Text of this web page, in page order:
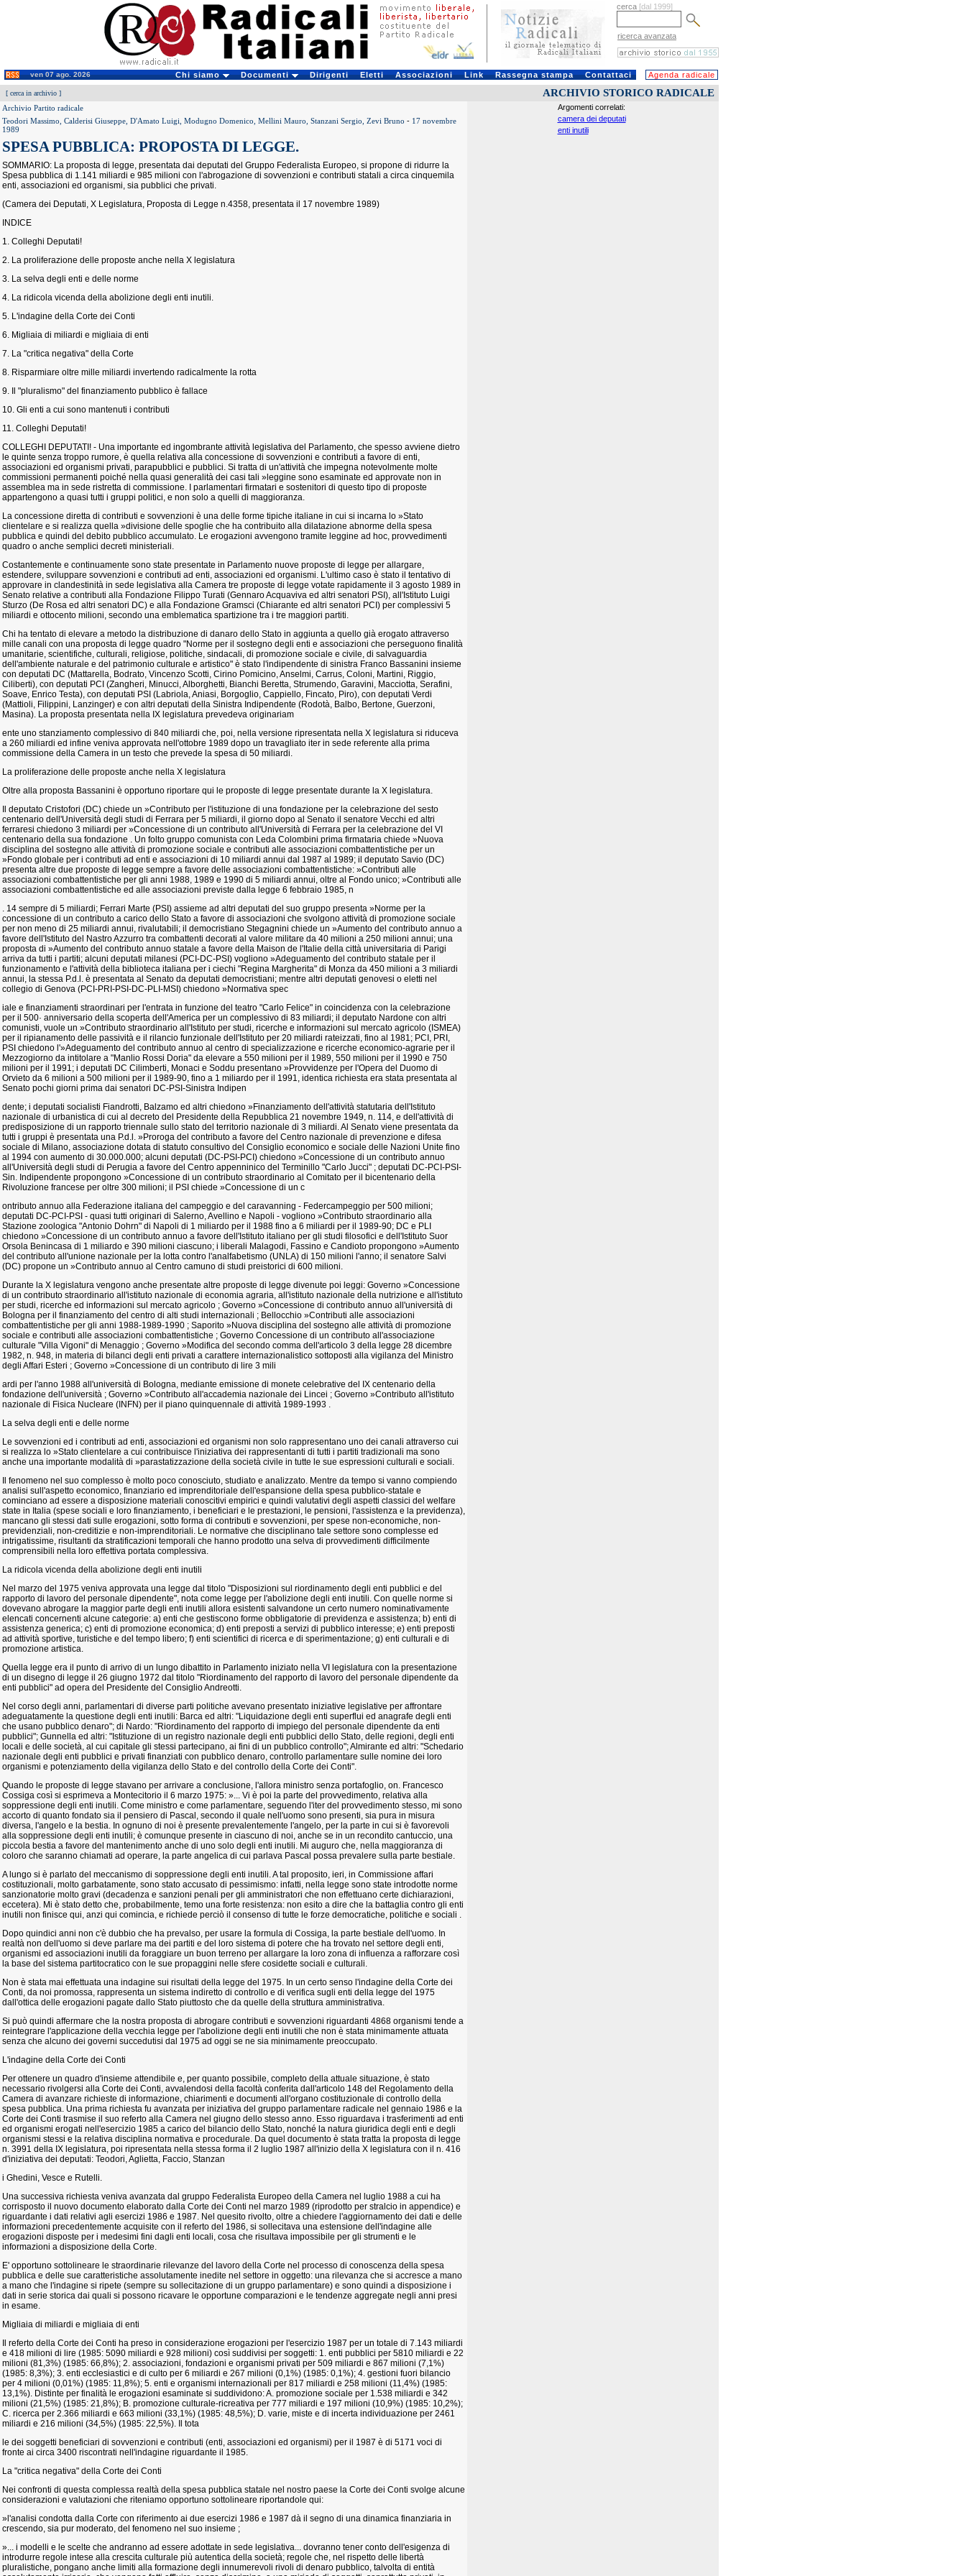
cerca [dal 1999]
ricerca avanzata
ven 07 ago. 2026 Chi siamo Documenti Dirigenti Eletti Associazioni Link Rassegna stampa Contattaci Agenda radicale
[ cerca in archivio ] ARCHIVIO STORICO RADICALE
Archivio Partito radicale
Teodori Massimo, Calderisi Giuseppe, D'Amato Luigi, Modugno Domenico, Mellini Mauro, Stanzani Sergio, Zevi Bruno - 17 novembre
1989
SPESA PUBBLICA: PROPOSTA DI LEGGE.
SOMMARIO: La proposta di legge, presentata dai deputati del Gruppo Federalista Europeo, si propone di ridurre la
Spesa pubblica di 1.141 miliardi e 985 milioni con l'abrogazione di sovvenzioni e contributi statali a circa cinquemila
enti, associazioni ed organismi, sia pubblici che privati.
(Camera dei Deputati, X Legislatura, Proposta di Legge n.4358, presentata il 17 novembre 1989)
INDICE
1. Colleghi Deputati!
2. La proliferazione delle proposte anche nella X legislatura
3. La selva degli enti e delle norme
4. La ridicola vicenda della abolizione degli enti inutili.
5. L'indagine della Corte dei Conti
6. Migliaia di miliardi e migliaia di enti
7. La "critica negativa" della Corte
8. Risparmiare oltre mille miliardi invertendo radicalmente la rotta
9. Il "pluralismo" del finanziamento pubblico è fallace
10. Gli enti a cui sono mantenuti i contributi
11. Colleghi Deputati!
COLLEGHI DEPUTATI! - Una importante ed ingombrante attività legislativa del Parlamento, che spesso avviene dietro
le quinte senza troppo rumore, è quella relativa alla concessione di sovvenzioni e contributi a favore di enti,
associazioni ed organismi privati, parapubblici e pubblici. Si tratta di un'attività che impegna notevolmente molte
commissioni permanenti poiché nella quasi generalità dei casi tali »leggine sono esaminate ed approvate non in
assemblea ma in sede ristretta di commissione. I parlamentari firmatari e sostenitori di questo tipo di proposte
appartengono a quasi tutti i gruppi politici, e non solo a quelli di maggioranza.
La concessione diretta di contributi e sovvenzioni è una delle forme tipiche italiane in cui si incarna lo »Stato
clientelare e si realizza quella »divisione delle spoglie che ha contribuito alla dilatazione abnorme della spesa
pubblica e quindi del debito pubblico accumulato. Le erogazioni avvengono tramite leggine ad hoc, provvedimenti
quadro o anche semplici decreti ministeriali.
Costantemente e continuamente sono state presentate in Parlamento nuove proposte di legge per allargare,
estendere, sviluppare sovvenzioni e contributi ad enti, associazioni ed organismi. L'ultimo caso è stato il tentativo di
approvare in clandestinità in sede legislativa alla Camera tre proposte di legge votate rapidamente il 3 agosto 1989 in
Senato relative a contributi alla Fondazione Filippo Turati (Gennaro Acquaviva ed altri senatori PSI), all'Istituto Luigi
Sturzo (De Rosa ed altri senatori DC) e alla Fondazione Gramsci (Chiarante ed altri senatori PCI) per complessivi 5
miliardi e ottocento milioni, secondo una emblematica spartizione tra i tre maggiori partiti.
Chi ha tentato di elevare a metodo la distribuzione di danaro dello Stato in aggiunta a quello già erogato attraverso
mille canali con una proposta di legge quadro "Norme per il sostegno degli enti e associazioni che perseguono finalità
umanitarie, scientifiche, culturali, religiose, politiche, sindacali, di promozione sociale e civile, di salvaguardia
dell'ambiente naturale e del patrimonio culturale e artistico" è stato l'indipendente di sinistra Franco Bassanini insieme
con deputati DC (Mattarella, Bodrato, Vincenzo Scotti, Cirino Pomicino, Anselmi, Carrus, Coloni, Martini, Riggio,
Ciliberti), con deputati PCI (Zangheri, Minucci, Alborghetti, Bianchi Beretta, Strumendo, Garavini, Macciotta, Serafini,
Soave, Enrico Testa), con deputati PSI (Labriola, Aniasi, Borgoglio, Cappiello, Fincato, Piro), con deputati Verdi
(Mattioli, Filippini, Lanzinger) e con altri deputati della Sinistra Indipendente (Rodotà, Balbo, Bertone, Guerzoni,
Masina). La proposta presentata nella IX legislatura prevedeva originariam
ente uno stanziamento complessivo di 840 miliardi che, poi, nella versione ripresentata nella X legislatura si riduceva
a 260 miliardi ed infine veniva approvata nell'ottobre 1989 dopo un travagliato iter in sede referente alla prima
commissione della Camera in un testo che prevede la spesa di 50 miliardi.
La proliferazione delle proposte anche nella X legislatura
Oltre alla proposta Bassanini è opportuno riportare qui le proposte di legge presentate durante la X legislatura.
Il deputato Cristofori (DC) chiede un »Contributo per l'istituzione di una fondazione per la celebrazione del sesto
centenario dell'Università degli studi di Ferrara per 5 miliardi, il giorno dopo al Senato il senatore Vecchi ed altri
ferraresi chiedono 3 miliardi per »Concessione di un contributo all'Università di Ferrara per la celebrazione del VI
centenario della sua fondazione . Un folto gruppo comunista con Leda Colombini prima firmataria chiede »Nuova
disciplina del sostegno alle attività di promozione sociale e contributi alle associazioni combattentistiche per un
»Fondo globale per i contributi ad enti e associazioni di 10 miliardi annui dal 1987 al 1989; il deputato Savio (DC)
presenta altre due proposte di legge sempre a favore delle associazioni combattentistiche: »Contributi alle
associazioni combattentistiche per gli anni 1988, 1989 e 1990 di 5 miliardi annui, oltre al Fondo unico; »Contributi alle
associazioni combattentistiche ed alle associazioni previste dalla legge 6 febbraio 1985, n
. 14 sempre di 5 miliardi; Ferrari Marte (PSI) assieme ad altri deputati del suo gruppo presenta »Norme per la
concessione di un contributo a carico dello Stato a favore di associazioni che svolgono attività di promozione sociale
per non meno di 25 miliardi annui, rivalutabili; il democristiano Stegagnini chiede un »Aumento del contributo annuo a
favore dell'Istituto del Nastro Azzurro tra combattenti decorati al valore militare da 40 milioni a 250 milioni annui; una
proposta di »Aumento del contributo annuo statale a favore della Maison de l'Italie della città universitaria di Parigi
arriva da tutti i partiti; alcuni deputati milanesi (PCI-DC-PSI) vogliono »Adeguamento del contributo statale per il
funzionamento e l'attività della biblioteca italiana per i ciechi "Regina Margherita" di Monza da 450 milioni a 3 miliardi
annui, la stessa P.d.l. è presentata al Senato da deputati democristiani; mentre altri deputati genovesi o eletti nel
collegio di Genova (PCI-PRI-PSI-DC-PLI-MSI) chiedono »Normativa spec
iale e finanziamenti straordinari per l'entrata in funzione del teatro "Carlo Felice" in coincidenza con la celebrazione
per il 500· anniversario della scoperta dell'America per un complessivo di 83 miliardi; il deputato Nardone con altri
comunisti, vuole un »Contributo straordinario all'Istituto per studi, ricerche e informazioni sul mercato agricolo (ISMEA)
per il ripianamento delle passività e il rilancio funzionale dell'Istituto per 20 miliardi rateizzati, fino al 1981; PCI, PRI,
PSI chiedono l'»Adeguamento del contributo annuo al centro di specializzazione e ricerche economico-agrarie per il
Mezzogiorno da intitolare a "Manlio Rossi Doria" da elevare a 550 milioni per il 1989, 550 milioni per il 1990 e 750
milioni per il 1991; i deputati DC Cilimberti, Monaci e Soddu presentano »Provvidenze per l'Opera del Duomo di
Orvieto da 6 milioni a 500 milioni per il 1989-90, fino a 1 miliardo per il 1991, identica richiesta era stata presentata al
Senato pochi giorni prima dai senatori DC-PSI-Sinistra Indipen
dente; i deputati socialisti Fiandrotti, Balzamo ed altri chiedono »Finanziamento dell'attività statutaria dell'Istituto
nazionale di urbanistica di cui al decreto del Presidente della Repubblica 21 novembre 1949, n. 114, e dell'attività di
predisposizione di un rapporto triennale sullo stato del territorio nazionale di 3 miliardi. Al Senato viene presentata da
tutti i gruppi è presentata una P.d.l. »Proroga del contributo a favore del Centro nazionale di prevenzione e difesa
sociale di Milano, associazione dotata di statuto consultivo del Consiglio economico e sociale delle Nazioni Unite fino
al 1994 con aumento di 30.000.000; alcuni deputati (DC-PSI-PCI) chiedono »Concessione di un contributo annuo
all'Università degli studi di Perugia a favore del Centro appenninico del Terminillo "Carlo Jucci" ; deputati DC-PCI-PSI-
Sin. Indipendente propongono »Concessione di un contributo straordinario al Comitato per il bicentenario della
Rivoluzione francese per oltre 300 milioni; il PSI chiede »Concessione di un c
ontributo annuo alla Federazione italiana del campeggio e del caravanning - Federcampeggio per 500 milioni;
deputati DC-PCI-PSI - quasi tutti originari di Salerno, Avellino e Napoli - vogliono »Contributo straordinario alla
Stazione zoologica "Antonio Dohrn" di Napoli di 1 miliardo per il 1988 fino a 6 miliardi per il 1989-90; DC e PLI
chiedono »Concessione di un contributo annuo a favore dell'Istituto italiano per gli studi filosofici e dell'Istituto Suor
Orsola Benincasa di 1 miliardo e 390 milioni ciascuno; i liberali Malagodi, Fassino e Candioto propongono »Aumento
del contributo all'unione nazionale per la lotta contro l'analfabetismo (UNLA) di 150 milioni l'anno; il senatore Salvi
(DC) propone un »Contributo annuo al Centro camuno di studi preistorici di 600 milioni.
Durante la X legislatura vengono anche presentate altre proposte di legge divenute poi leggi: Governo »Concessione
di un contributo straordinario all'istituto nazionale di economia agraria, all'istituto nazionale della nutrizione e all'istituto
per studi, ricerche ed informazioni sul mercato agricolo ; Governo »Concessione di contributo annuo all'università di
Bologna per il finanziamento del centro di alti studi internazionali ; Bellocchio »Contributi alle associazioni
combattentistiche per gli anni 1988-1989-1990 ; Saporito »Nuova disciplina del sostegno alle attività di promozione
sociale e contributi alle associazioni combattentistiche ; Governo Concessione di un contributo all'associazione
culturale "Villa Vigoni" di Menaggio ; Governo »Modifica del secondo comma dell'articolo 3 della legge 28 dicembre
1982, n. 948, in materia di bilanci degli enti privati a carattere internazionalistico sottoposti alla vigilanza del Ministro
degli Affari Esteri ; Governo »Concessione di un contributo di lire 3 mili
ardi per l'anno 1988 all'università di Bologna, mediante emissione di monete celebrative del IX centenario della
fondazione dell'università ; Governo »Contributo all'accademia nazionale dei Lincei ; Governo »Contributo all'istituto
nazionale di Fisica Nucleare (INFN) per il piano quinquennale di attività 1989-1993 .
La selva degli enti e delle norme
Le sovvenzioni ed i contributi ad enti, associazioni ed organismi non solo rappresentano uno dei canali attraverso cui
si realizza lo »Stato clientelare a cui contribuisce l'iniziativa dei rappresentanti di tutti i partiti tradizionali ma sono
anche una importante modalità di »parastatizzazione della società civile in tutte le sue espressioni culturali e sociali.
Il fenomeno nel suo complesso è molto poco conosciuto, studiato e analizzato. Mentre da tempo si vanno compiendo
analisi sull'aspetto economico, finanziario ed imprenditoriale dell'espansione della spesa pubblico-statale e
cominciano ad essere a disposizione materiali conoscitivi empirici e quindi valutativi degli aspetti classici del welfare
state in Italia (spese sociali e loro finanziamento, i beneficiari e le prestazioni, le pensioni, l'assistenza e la previdenza),
mancano gli stessi dati sulle erogazioni, sotto forma di contributi e sovvenzioni, per spese non-economiche, non-
previdenziali, non-creditizie e non-imprenditoriali. Le normative che disciplinano tale settore sono complesse ed
intrigatissime, risultanti da stratificazioni temporali che hanno prodotto una selva di provvedimenti difficilmente
comprensibili nella loro effettiva portata complessiva.
La ridicola vicenda della abolizione degli enti inutili
Nel marzo del 1975 veniva approvata una legge dal titolo "Disposizioni sul riordinamento degli enti pubblici e del
rapporto di lavoro del personale dipendente", nota come legge per l'abolizione degli enti inutili. Con quelle norme si
dovevano abrogare la maggior parte degli enti inutili allora esistenti salvandone un certo numero nominativamente
elencati concernenti alcune categorie: a) enti che gestiscono forme obbligatorie di previdenza e assistenza; b) enti di
assistenza generica; c) enti di promozione economica; d) enti preposti a servizi di pubblico interesse; e) enti preposti
ad attività sportive, turistiche e del tempo libero; f) enti scientifici di ricerca e di sperimentazione; g) enti culturali e di
promozione artistica.
Quella legge era il punto di arrivo di un lungo dibattito in Parlamento iniziato nella VI legislatura con la presentazione
di un disegno di legge il 26 giugno 1972 dal titolo "Riordinamento del rapporto di lavoro del personale dipendente da
enti pubblici" ad opera del Presidente del Consiglio Andreotti.
Nel corso degli anni, parlamentari di diverse parti politiche avevano presentato iniziative legislative per affrontare
adeguatamente la questione degli enti inutili: Barca ed altri: "Liquidazione degli enti superflui ed anagrafe degli enti
che usano pubblico denaro"; di Nardo: "Riordinamento del rapporto di impiego del personale dipendente da enti
pubblici"; Gunnella ed altri: "Istituzione di un registro nazionale degli enti pubblici dello Stato, delle regioni, degli enti
locali e delle società, al cui capitale gli stessi partecipano, ai fini di un pubblico controllo"; Almirante ed altri: "Schedario
nazionale degli enti pubblici e privati finanziati con pubblico denaro, controllo parlamentare sulle nomine dei loro
organismi e potenziamento della vigilanza dello Stato e del controllo della Corte dei Conti".
Quando le proposte di legge stavano per arrivare a conclusione, l'allora ministro senza portafoglio, on. Francesco
Cossiga così si esprimeva a Montecitorio il 6 marzo 1975: »... Vi è poi la parte del provvedimento, relativa alla
soppressione degli enti inutili. Come ministro e come parlamentare, seguendo l'iter del provvedimento stesso, mi sono
accorto di quanto fondato sia il pensiero di Pascal, secondo il quale nell'uomo sono presenti, sia pura in misura
diversa, l'angelo e la bestia. In ognuno di noi è presente prevalentemente l'angelo, per la parte in cui si è favorevoli
alla soppressione degli enti inutili; è comunque presente in ciascuno di noi, anche se in un recondito cantuccio, una
piccola bestia a favore del mantenimento anche di uno solo degli enti inutili. Mi auguro che, nella maggioranza di
coloro che saranno chiamati ad operare, la parte angelica di cui parlava Pascal possa prevalere sulla parte bestiale.
A lungo si è parlato del meccanismo di soppressione degli enti inutili. A tal proposito, ieri, in Commissione affari
costituzionali, molto garbatamente, sono stato accusato di pessimismo: infatti, nella legge sono state introdotte norme
sanzionatorie molto gravi (decadenza e sanzioni penali per gli amministratori che non effettuano certe dichiarazioni,
eccetera). Mi è stato detto che, probabilmente, temo una forte resistenza: non esito a dire che la battaglia contro gli enti
inutili non finisce qui, anzi qui comincia, e richiede perciò il consenso di tutte le forze democratiche, politiche e sociali .
Dopo quindici anni non c'è dubbio che ha prevalso, per usare la formula di Cossiga, la parte bestiale dell'uomo. In
realtà non dell'uomo si deve parlare ma dei partiti e del loro sistema di potere che ha trovato nel settore degli enti,
organismi ed associazioni inutili da foraggiare un buon terreno per allargare la loro zona di influenza a rafforzare così
la base del sistema partitocratico con le sue propaggini nelle sfere cosidette sociali e culturali.
Non è stata mai effettuata una indagine sui risultati della legge del 1975. In un certo senso l'indagine della Corte dei
Conti, da noi promossa, rappresenta un sistema indiretto di controllo e di verifica sugli enti della legge del 1975
dall'ottica delle erogazioni pagate dallo Stato piuttosto che da quelle della struttura amministrativa.
Si può quindi affermare che la nostra proposta di abrogare contributi e sovvenzioni riguardanti 4868 organismi tende a
reintegrare l'applicazione della vecchia legge per l'abolizione degli enti inutili che non è stata minimamente attuata
senza che alcuno dei governi succedutisi dal 1975 ad oggi se ne sia minimamente preoccupato.
L'indagine della Corte dei Conti
Per ottenere un quadro d'insieme attendibile e, per quanto possibile, completo della attuale situazione, è stato
necessario rivolgersi alla Corte dei Conti, avvalendosi della facoltà conferita dall'articolo 148 del Regolamento della
Camera di avanzare richieste di informazione, chiarimenti e documenti all'organo costituzionale di controllo della
spesa pubblica. Una prima richiesta fu avanzata per iniziativa del gruppo parlamentare radicale nel gennaio 1986 e la
Corte dei Conti trasmise il suo referto alla Camera nel giugno dello stesso anno. Esso riguardava i trasferimenti ad enti
ed organismi erogati nell'esercizio 1985 a carico del bilancio dello Stato, nonché la natura giuridica degli enti e degli
organismi stessi e la relativa disciplina normativa e procedurale. Da quel documento è stata tratta la proposta di legge
n. 3991 della IX legislatura, poi ripresentata nella stessa forma il 2 luglio 1987 all'inizio della X legislatura con il n. 416
d'iniziativa dei deputati: Teodori, Aglietta, Faccio, Stanzan
i Ghedini, Vesce e Rutelli.
Una successiva richiesta veniva avanzata dal gruppo Federalista Europeo della Camera nel luglio 1988 a cui ha
corrisposto il nuovo documento elaborato dalla Corte dei Conti nel marzo 1989 (riprodotto per stralcio in appendice) e
riguardante i dati relativi agli esercizi 1986 e 1987. Nel quesito rivolto, oltre a chiedere l'aggiornamento dei dati e delle
informazioni precedentemente acquisite con il referto del 1986, si sollecitava una estensione dell'indagine alle
erogazioni disposte per i medesimi fini dagli enti locali, cosa che risultava impossibile per gli strumenti e le
informazioni a disposizione della Corte.
E' opportuno sottolineare le straordinarie rilevanze del lavoro della Corte nel processo di conoscenza della spesa
pubblica e delle sue caratteristiche assolutamente inedite nel settore in oggetto: una rilevanza che si accresce a mano
a mano che l'indagine si ripete (sempre su sollecitazione di un gruppo parlamentare) e sono quindi a disposizione i
dati in serie storica dai quali si possono ricavare le opportune comparazioni e le tendenze aggregate negli anni presi
in esame.
Migliaia di miliardi e migliaia di enti
Il referto della Corte dei Conti ha preso in considerazione erogazioni per l'esercizio 1987 per un totale di 7.143 miliardi
e 418 milioni di lire (1985: 5090 miliardi e 928 milioni) così suddivisi per soggetti: 1. enti pubblici per 5810 miliardi e 22
milioni (81,3%) (1985: 66,8%); 2. associazioni, fondazioni e organismi privati per 509 miliardi e 867 milioni (7,1%)
(1985: 8,3%); 3. enti ecclesiastici e di culto per 6 miliardi e 267 milioni (0,1%) (1985: 0,1%); 4. gestioni fuori bilancio
per 4 milioni (0,01%) (1985: 11,8%); 5. enti e organismi internazionali per 817 miliardi e 258 milioni (11,4%) (1985:
13,1%). Distinte per finalità le erogazioni esaminate si suddividono: A. promozione sociale per 1.538 miliardi e 342
milioni (21,5%) (1985: 21,8%); B. promozione culturale-ricreativa per 777 miliardi e 197 milioni (10,9%) (1985: 10,2%);
C. ricerca per 2.366 miliardi e 663 milioni (33,1%) (1985: 48,5%); D. varie, miste e di incerta individuazione per 2461
miliardi e 216 milioni (34,5%) (1985: 22,5%). Il tota
le dei soggetti beneficiari di sovvenzioni e contributi (enti, associazioni ed organismi) per il 1987 è di 5171 voci di
fronte ai circa 3400 riscontrati nell'indagine riguardante il 1985.
La "critica negativa" della Corte dei Conti
Nei confronti di questa complessa realtà della spesa pubblica statale nel nostro paese la Corte dei Conti svolge alcune
considerazioni e valutazioni che riteniamo opportuno sottolineare riportandole qui:
»l'analisi condotta dalla Corte con riferimento ai due esercizi 1986 e 1987 dà il segno di una dinamica finanziaria in
crescendo, sia pur moderato, del fenomeno nel suo insieme ;
»... i modelli e le scelte che andranno ad essere adottate in sede legislativa... dovranno tener conto dell'esigenza di
introdurre regole intese alla crescita culturale più autentica della società; regole che, nel rispetto delle libertà
pluralistiche, pongano anche limiti alla formazione degli innumerevoli rivoli di denaro pubblico, talvolta di entità
Argomenti correlati:
camera dei deputati
enti inutili